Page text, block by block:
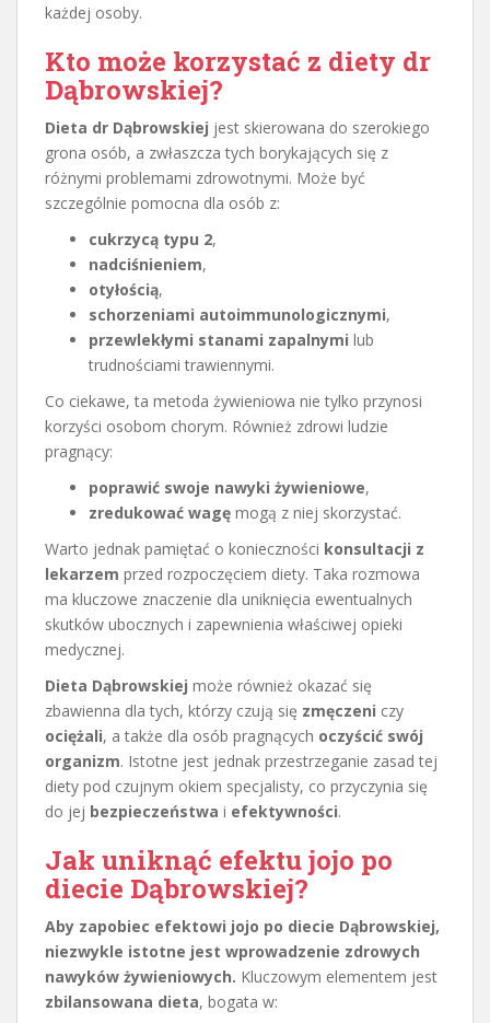
każdej osoby.
Kto może korzystać z diety dr
Dąbrowskiej?
Dieta dr Dąbrowskiej jest skierowana do szerokiego
grona osób, a zwłaszcza tych borykających się z
różnymi problemami zdrowotnymi. Może być
szczególnie pomocna dla osób z:
cukrzycą typu 2,
nadciśnieniem,
otyłością,
schorzeniami autoimmunologicznymi,
przewlekłymi stanami zapalnymi lub
trudnościami trawiennymi.
Co ciekawe, ta metoda żywieniowa nie tylko przynosi
korzyści osobom chorym. Również zdrowi ludzie
pragnący:
poprawić swoje nawyki żywieniowe,
zredukować wagę mogą z niej skorzystać.
Warto jednak pamiętać o konieczności konsultacji z
lekarzem przed rozpoczęciem diety. Taka rozmowa
ma kluczowe znaczenie dla uniknięcia ewentualnych
skutków ubocznych i zapewnienia właściwej opieki
medycznej.
Dieta Dąbrowskiej może również okazać się
zbawienna dla tych, którzy czują się zmęczeni czy
ociężali, a także dla osób pragnących oczyścić swój
organizm. Istotne jest jednak przestrzeganie zasad tej
diety pod czujnym okiem specjalisty, co przyczynia się
do jej bezpieczeństwa i efektywności.
Jak uniknąć efektu jojo po
diecie Dąbrowskiej?
Aby zapobiec efektowi jojo po diecie Dąbrowskiej,
niezwykle istotne jest wprowadzenie zdrowych
nawyków żywieniowych. Kluczowym elementem jest
zbilansowana dieta, bogata w: